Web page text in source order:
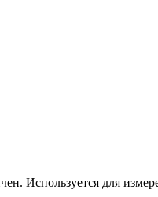
Используется для